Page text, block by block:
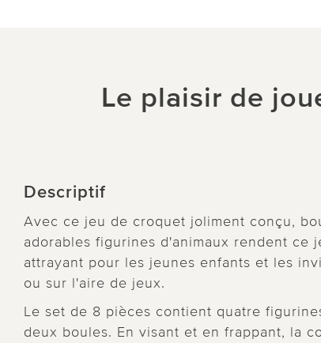
Le plaisir de
Descriptif
Avec ce jeu de croquet joliment conçu,
adorables figurines d'animaux rendent ce
attrayant pour les jeunes enfants et les
ou sur l'aire de jeux.
Le set de 8 pièces contient quatre
deux boules. En visant et en frappant, la